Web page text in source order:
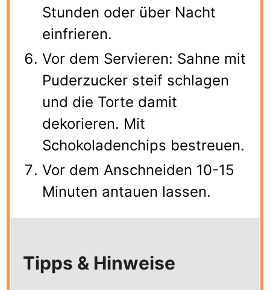
Stunden oder über Nacht
einfrieren.
Vor dem Servieren: Sahne mit
Puderzucker steif schlagen
und die Torte damit
dekorieren. Mit
Schokoladenchips bestreuen.
Vor dem Anschneiden 10-15
Minuten antauen lassen.
Tipps & Hinweise